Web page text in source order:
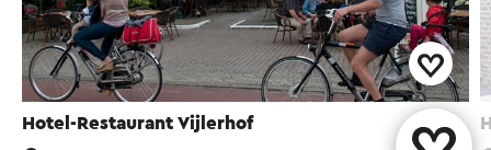
Hotel-Restaurant Vijlerhof